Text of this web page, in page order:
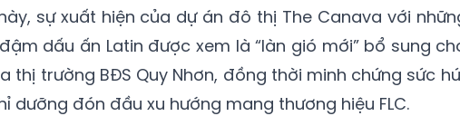
sự xuất hiện của dự án đô thị The Canava với
dấu ấn Latin được xem là “làn gió mới” bổ sung
thị trường BĐS Quy Nhơn, đồng thời minh chứng sức
dưỡng đón đầu xu hướng mang thương hiệu FLC.